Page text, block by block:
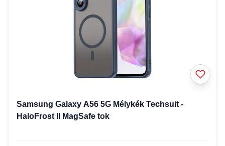
Samsung Galaxy A56 5G Mélykék Techsuit -
HaloFrost II MagSafe tok